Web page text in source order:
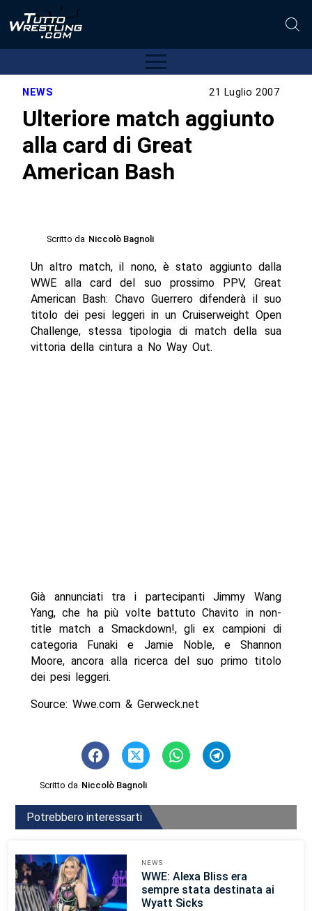
NEWS 21 Luglio 2007
Ulteriore match aggiunto
alla card di Great
American Bash
Scritto da Niccolò Bagnoli
Un altro match, il nono, è stato aggiunto dalla
WWE alla card del suo prossimo PPV, Great
American Bash: Chavo Guerrero difenderà il suo
titolo dei pesi leggeri in un Cruiserweight Open
Challenge, stessa tipologia di match della sua
vittoria della cintura a No Way Out.
Già annunciati tra i partecipanti Jimmy Wang
Yang, che ha più volte battuto Chavito in non-
title match a Smackdown!, gli ex campioni di
categoria Funaki e Jamie Noble, e Shannon
Moore, ancora alla ricerca del suo primo titolo
dei pesi leggeri.
Source: Wwe.com & Gerweck.net
Scritto da Niccolò Bagnoli
Potrebbero interessarti
NEWS
WWE: Alexa Bliss era
sempre stata destinata ai
Wyatt Sicks